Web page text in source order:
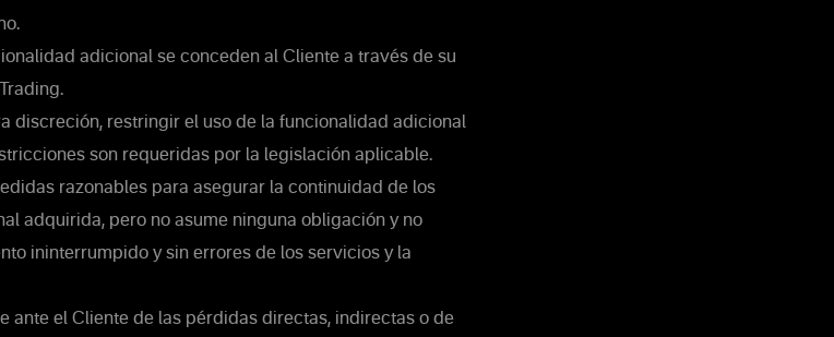
adicional se conceden al Cliente a través de su
discreción, restringir el uso de la funcionalidad adicional
son requeridas por la legislación aplicable.
razonables para asegurar la continuidad de los
adquirida, pero no asume ninguna obligación y no
ininterrumpido y sin errores de los servicios y la
ante el Cliente de las pérdidas directas, indirectas o de